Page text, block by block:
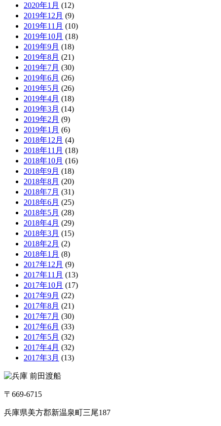
2020年1月 (12)
2019年12月 (9)
2019年11月 (10)
2019年10月 (18)
2019年9月 (18)
2019年8月 (21)
2019年7月 (30)
2019年6月 (26)
2019年5月 (26)
2019年4月 (18)
2019年3月 (14)
2019年2月 (9)
2019年1月 (6)
2018年12月 (4)
2018年11月 (18)
2018年10月 (16)
2018年9月 (18)
2018年8月 (20)
2018年7月 (31)
2018年6月 (25)
2018年5月 (28)
2018年4月 (29)
2018年3月 (15)
2018年2月 (2)
2018年1月 (8)
2017年12月 (9)
2017年11月 (13)
2017年10月 (17)
2017年9月 (22)
2017年8月 (21)
2017年7月 (30)
2017年6月 (33)
2017年5月 (32)
2017年4月 (32)
2017年3月 (13)
〒669-6715
兵庫県美方郡新温泉町三尾187